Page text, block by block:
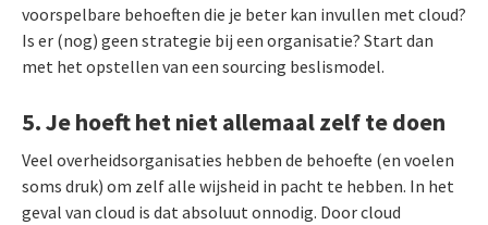
voorspelbare behoeften die je beter kan invullen met cloud?
Is er (nog) geen strategie bij een organisatie? Start dan
met het opstellen van een sourcing beslismodel.
5. Je hoeft het niet allemaal zelf te doen
Veel overheidsorganisaties hebben de behoefte (en voelen
soms druk) om zelf alle wijsheid in pacht te hebben. In het
geval van cloud is dat absoluut onnodig. Door cloud